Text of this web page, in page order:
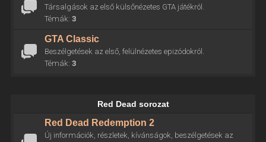
Társalgások az első külsőnézetes GTA játékról.
Témák: 3
GTA Classic
Beszélgetések az első, felülnézetes epizódokról.
Témák: 3
Red Dead sorozat
Red Dead Redemption 2
Új információk, részletek, kívánságok, beszélgetések az